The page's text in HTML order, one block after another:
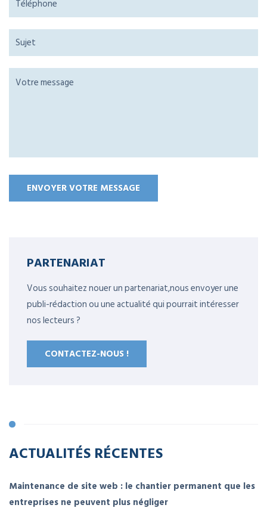
PARTENARIAT
Vous souhaitez nouer un partenariat,nous envoyer une
publi-rédaction ou une actualité qui pourrait intéresser
nos lecteurs ?
CONTACTEZ-NOUS !
ACTUALITÉS RÉCENTES
Maintenance de site web : le chantier permanent que les
entreprises ne peuvent plus négliger